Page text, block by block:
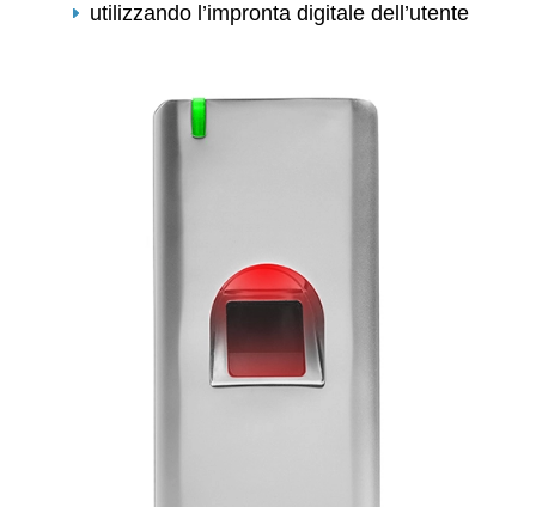
utilizzando l’impronta digitale dell’utente